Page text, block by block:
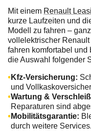
Mit einem Renault
kurze Laufzeiten und
Modell zu fahren –
vollelektrischer
fahren komfortabel
die Auswahl folgender
Kfz-Versicherung:
und
Wartung &
Reparaturen sind
Mobilitätsgarantie:
durch weitere Services.